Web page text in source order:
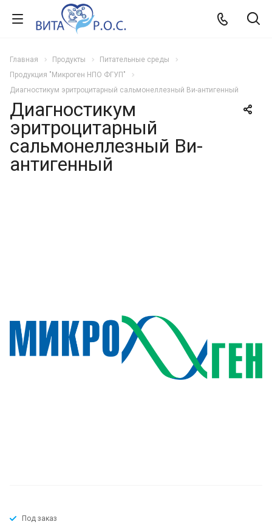
Главная Продукты
Питательные среды
Продукция "Микроген НПО ФГУП"
Диагностикум эритроцитарный сальмонеллезный Ви-антигенный
Диагностикум
эритроцитарный
сальмонеллезный Ви-
антигенный
Под заказ